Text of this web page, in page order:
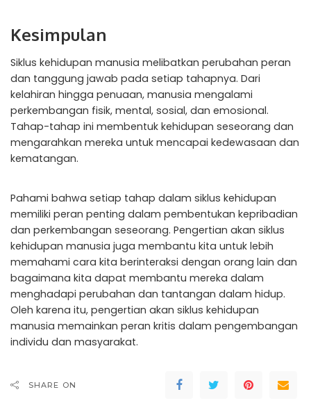
Kesimpulan
Siklus kehidupan manusia melibatkan perubahan peran
dan tanggung jawab pada setiap tahapnya. Dari
kelahiran hingga penuaan, manusia mengalami
perkembangan fisik, mental, sosial, dan emosional.
Tahap-tahap ini membentuk kehidupan seseorang dan
mengarahkan mereka untuk mencapai kedewasaan dan
kematangan.
Pahami bahwa setiap tahap dalam siklus kehidupan
memiliki peran penting dalam pembentukan kepribadian
dan perkembangan seseorang. Pengertian akan siklus
kehidupan manusia juga membantu kita untuk lebih
memahami cara kita berinteraksi dengan orang lain dan
bagaimana kita dapat membantu mereka dalam
menghadapi perubahan dan tantangan dalam hidup.
Oleh karena itu, pengertian akan siklus kehidupan
manusia memainkan peran kritis dalam pengembangan
individu dan masyarakat.
SHARE ON